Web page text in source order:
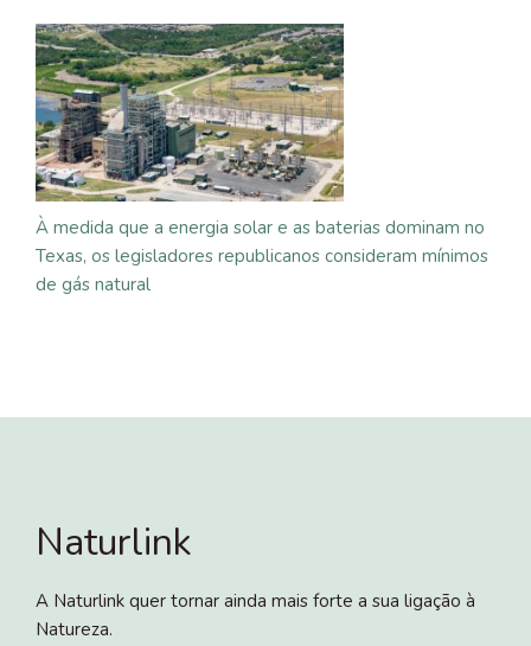
À medida que a energia solar e as baterias dominam no
Texas, os legisladores republicanos consideram mínimos
de gás natural
Naturlink
A Naturlink quer tornar ainda mais forte a sua ligação à
Natureza.